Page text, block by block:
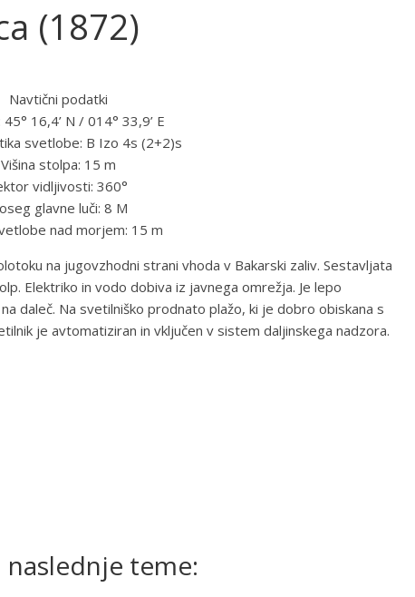
(1872)
Navtični podatki
45° 16,4’ N / 014° 33,9’ E
svetlobe: B Izo 4s (2+2)s
Višina stolpa: 15 m
vidljivosti: 360°
glavne luči: 8 M
nad morjem: 15 m
na jugovzhodni strani vhoda v Bakarski zaliv. Sestavljata
Elektriko in vodo dobiva iz javnega omrežja. Je lepo
daleč. Na svetilniško prodnato plažo, ki je dobro obiskana s
je avtomatiziran in vključen v sistem daljinskega nadzora.
teme: